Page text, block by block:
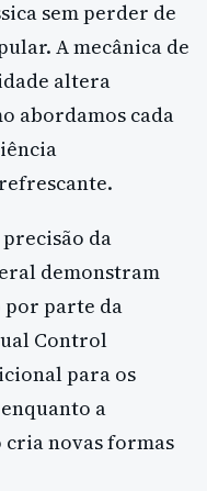
sem perder de
A mecânica de
altera
abordamos cada
da
demonstram
por parte da
Control
para os
a
novas formas